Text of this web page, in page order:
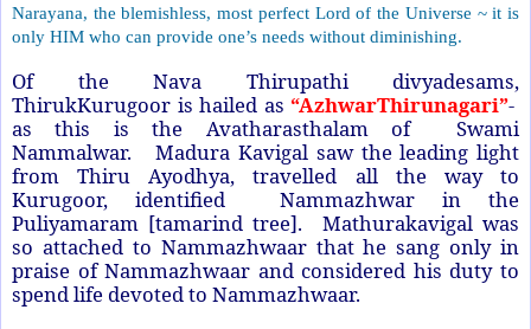
Narayana, the blemishless, most perfect Lord of the Universe ~ it is
only HIM who can provide one’s needs without diminishing.
Of the Nava Thirupathi divyadesams,
ThirukKurugoor is hailed as “AzhwarThirunagari”-
as this is the Avatharasthalam of
Swami
Nammalwar.
Madura Kavigal saw the leading light
from Thiru Ayodhya, travelled all the way to
Kurugoor, identified Nammazhwar in the
Puliyamaram [tamarind tree]. Mathurakavigal was
so attached to Nammazhwaar that he sang only in
praise of Nammazhwaar and considered his duty to
spend life devoted to Nammazhwaar.